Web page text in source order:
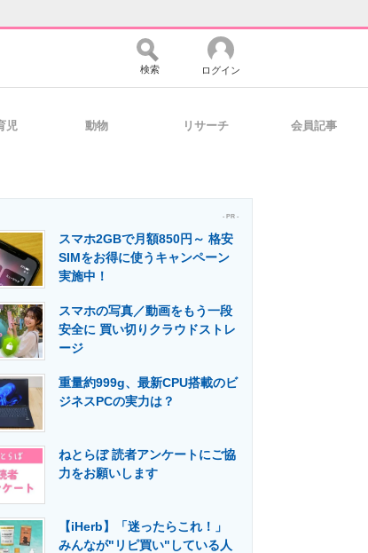
ィ マーケ×ITの今がよく分かる
支援
ア 建設×テクノロジーの最前線
検索 ログイン
児 動物 リサーチ 会員記事
- PR -
スマホ2GBで月額850円～ 格安
SIMをお得に使うキャンペーン
実施中！
スマホの写真／動画をもう一段
安全に 買い切りクラウドストレ
ージ
重量約999g、最新CPU搭載のビ
ジネスPCの実力は？
ねとらぼ 読者アンケートにご協
力をお願いします
【iHerb】「迷ったらこれ！」
みんなが"リピ買い"している人